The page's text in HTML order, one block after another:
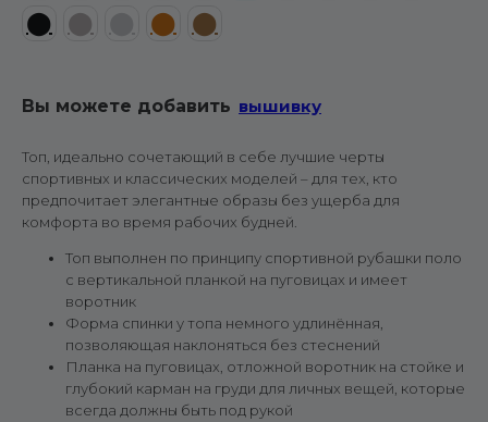
⬤
⬤ ⬤ ⬤
Вы можете добавить вышивку
Топ, идеально сочетающий в себе лучшие черты
спортивных и классических моделей – для тех, кто
предпочитает элегантные образы без ущерба для
комфорта во время рабочих будней.
Топ выполнен по принципу спортивной рубашки поло
с вертикальной планкой на пуговицах и имеет
воротник
Форма спинки у топа немного удлинённая,
позволяющая наклоняться без стеснений
Планка на пуговицах, отложной воротник на стойке и
глубокий карман на груди для личных вещей, которые
всегда должны быть под рукой